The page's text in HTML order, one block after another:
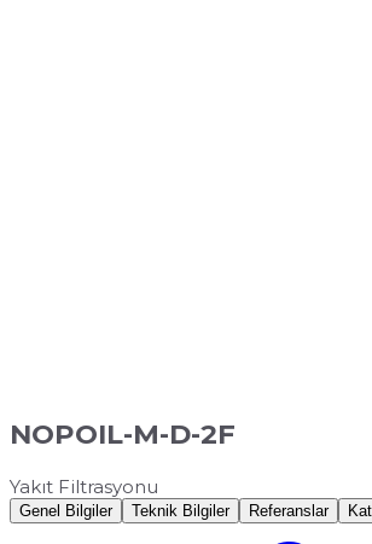
NOPOIL-M-D-2F
Yakıt Filtrasyonu
Genel Bilgiler Teknik Bilgiler Referanslar